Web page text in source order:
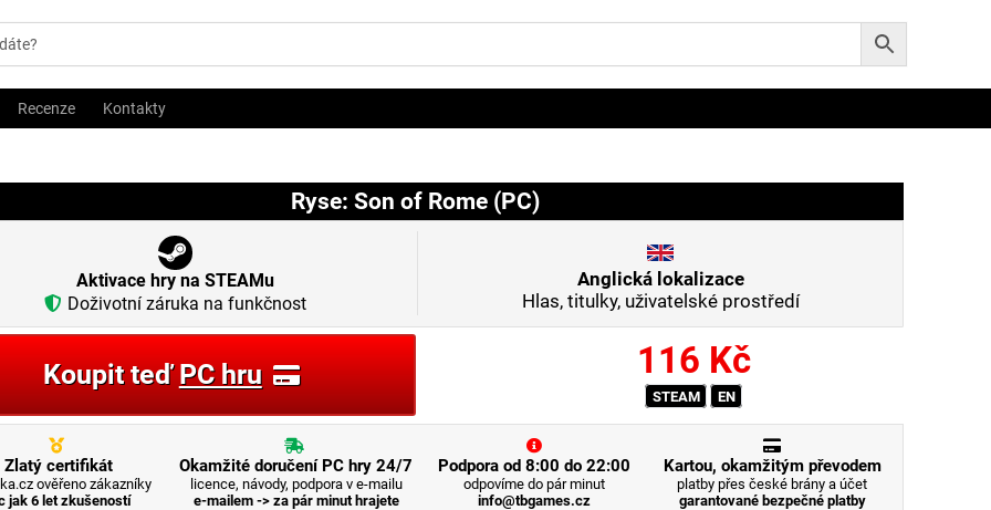
Recenze Kontakty
Ryse: Son of Rome (PC)
Aktivace hry na STEAMu
Doživotní záruka na funkčnost
Anglická lokalizace
Hlas, titulky, uživatelské prostředí
Koupit teďPC hru 116 Kč
STEAM EN
Zlatý certifikát
ověřeno zákazníky
jak 6 let zkušeností
Okamžité doručení PC hry 24/7
licence, návody, podpora v e-mailu
e-mailem -> za pár minut hrajete
Podpora od 8:00 do 22:00
odpovíme do pár minut
info@tbgames.cz
Kartou, okamžitým převodem
platby přes české brány a účet
garantované bezpečné platby